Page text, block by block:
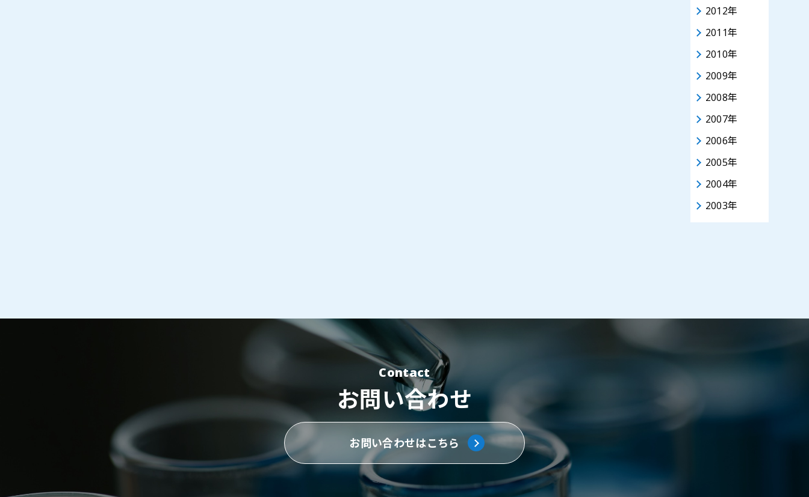
2012年
2011年
2010年
2009年
2008年
2007年
2006年
2005年
2004年
2003年
Contact
お問い合わせ
お問い合わせはこちら